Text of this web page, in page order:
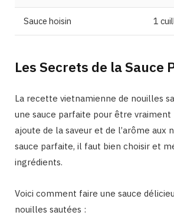
Sauce hoisin 1
Les Secrets de la Sauce
La recette vietnamienne de nouilles
une sauce parfaite pour être vraiment
ajoute de la saveur et de l’arôme aux
sauce parfaite, il faut bien choisir et
ingrédients.
Voici comment faire une sauce
nouilles sautées :